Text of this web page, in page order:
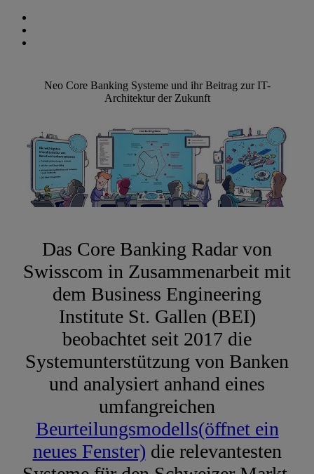
Neo Core Banking Systeme und ihr Beitrag zur IT-
Architektur der Zukunft
Das Core Banking Radar von
Swisscom in Zusammenarbeit mit
dem Business Engineering
Institute St. Gallen (BEI)
beobachtet seit 2017 die
Systemunterstützung von Banken
und analysiert anhand eines
umfangreichen
Beurteilungsmodells(öffnet ein
neues Fenster) die relevantesten